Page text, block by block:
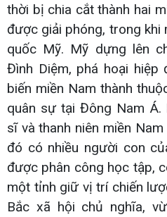
thời bị chia cắt thành hai
được giải phóng, trong khi
quốc Mỹ. Mỹ dựng lên
Đình Diệm, phá hoại hiệp
biến miền Nam thành
quân sự tại Đông Nam Á.
sĩ và thanh niên miền
đó có nhiều người con
được phân công học tập,
một tỉnh giữ vị trí chiến
Bắc xã hội chủ nghĩa,